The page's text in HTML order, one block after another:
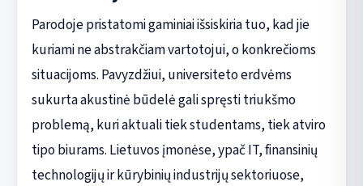
Parodoje pristatomi gaminiai išsiskiria tuo, kad jie
kuriami ne abstrakčiam vartotojui, o konkrečioms
situacijoms. Pavyzdžiui, universiteto erdvėms
sukurta akustinė būdelė gali spręsti triukšmo
problemą, kuri aktuali tiek studentams, tiek atviro
tipo biurams. Lietuvos įmonėse, ypač IT, finansinių
technologijų ir kūrybinių industrijų sektoriuose,